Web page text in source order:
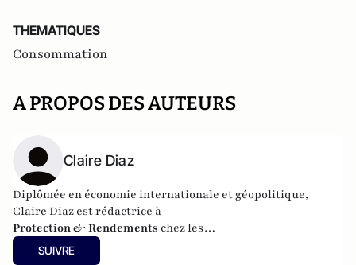
THEMATIQUES
Consommation
A PROPOS DES AUTEURS
Claire Diaz
Diplômée en économie internationale et géopolitique,
Claire Diaz est rédactrice à
Protection & Rendements chez les
Publication Agora
SUIVRE